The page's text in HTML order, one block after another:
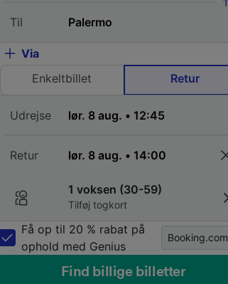
Til
Via
Enkeltbillet
Retur
Udrejse
Retur
1 voksen (30-59)
Tilføj togkort
Få op til 20 % rabat på
ophold med Genius
Booking.com
Find billige billetter